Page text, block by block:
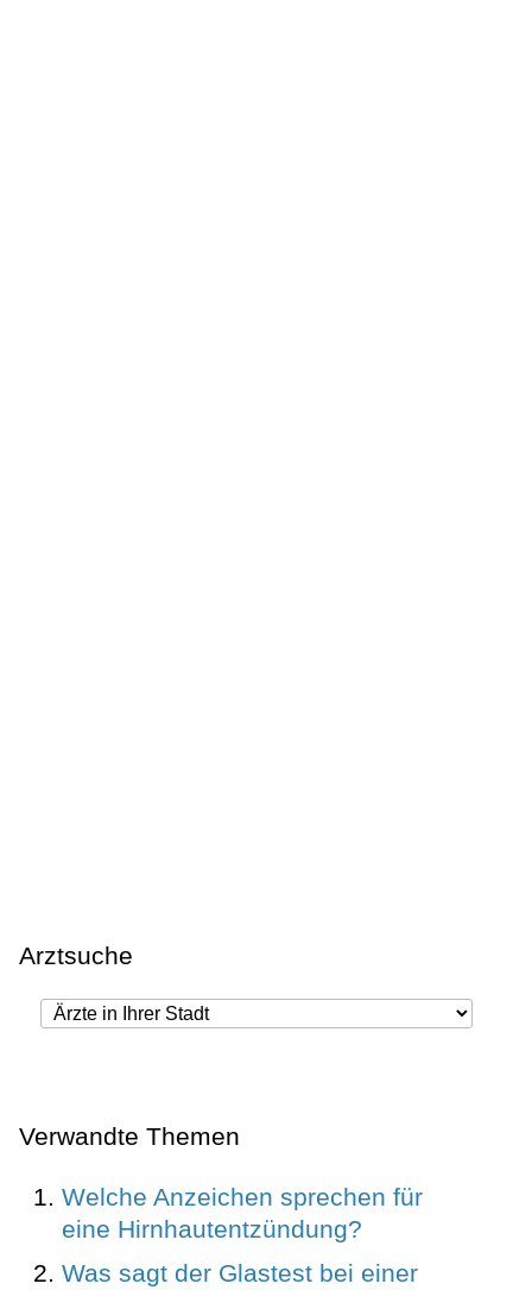
Arztsuche
Verwandte Themen
Welche Anzeichen sprechen für
eine Hirnhautentzündung?
Was sagt der Glastest bei einer